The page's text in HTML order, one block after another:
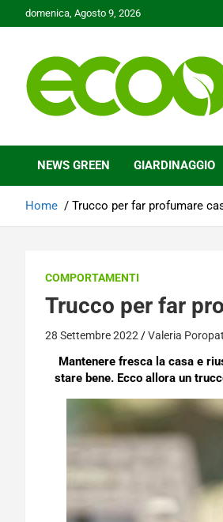
to
domenica, Agosto 9, 2026
Ecoo.it
NEWS GREEN GIARDINAGGIO
Home Trucco per far profumare
COMPORTAMENTI
Trucco per far
28 Settembre 2022 Valeria Poropat
Mantenere fresca la casa e
stare bene. Ecco allora un